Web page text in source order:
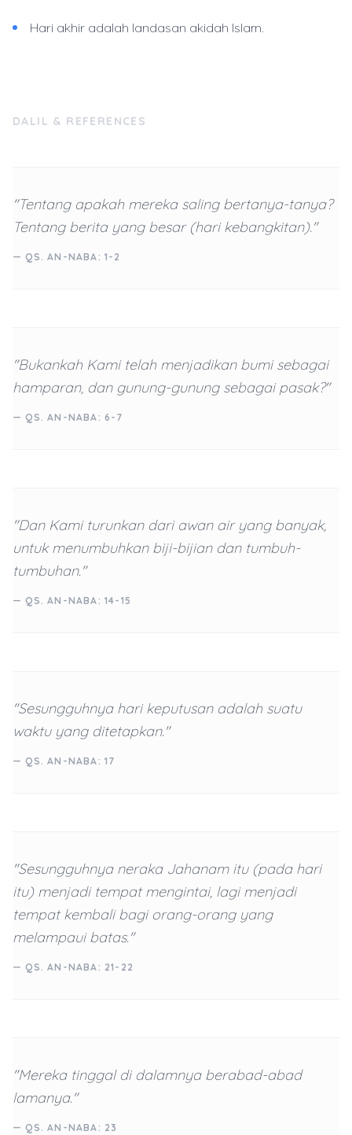
Hari akhir adalah landasan akidah Islam.
DALIL & REFERENCES
"Tentang apakah mereka saling bertanya-tanya?
Tentang berita yang besar (hari kebangkitan)."
— QS. AN-NABA: 1-2
"Bukankah Kami telah menjadikan bumi sebagai
hamparan, dan gunung-gunung sebagai pasak?"
— QS. AN-NABA: 6-7
"Dan Kami turunkan dari awan air yang banyak,
untuk menumbuhkan biji-bijian dan tumbuh-
tumbuhan."
— QS. AN-NABA: 14-15
"Sesungguhnya hari keputusan adalah suatu
waktu yang ditetapkan."
— QS. AN-NABA: 17
"Sesungguhnya neraka Jahanam itu (pada hari
itu) menjadi tempat mengintai, lagi menjadi
tempat kembali bagi orang-orang yang
melampaui batas."
— QS. AN-NABA: 21-22
"Mereka tinggal di dalamnya berabad-abad
lamanya."
— QS. AN-NABA: 23